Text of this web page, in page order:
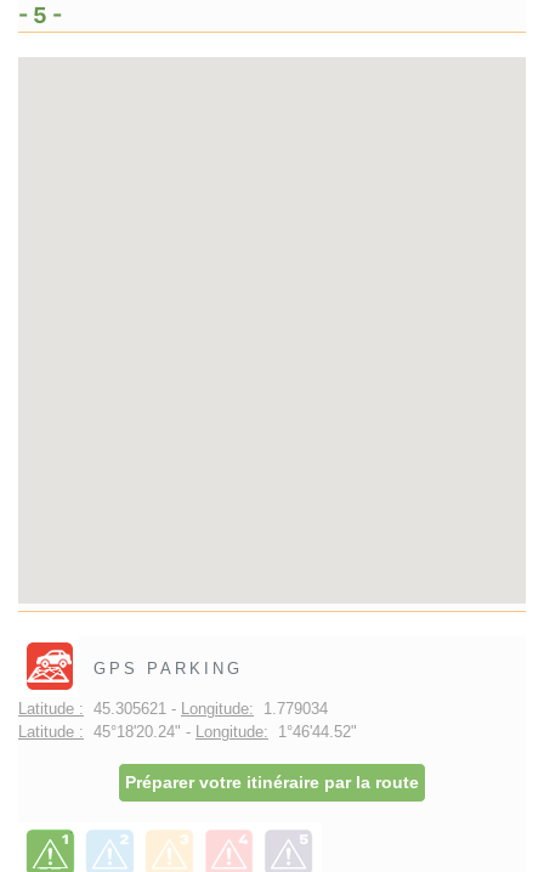
- 5 -
GPS PARKING
Latitude : 45.305621 - Longitude: 1.779034
Latitude : 45°18'20.24" - Longitude: 1°46'44.52"
Préparer votre itinéraire par la route